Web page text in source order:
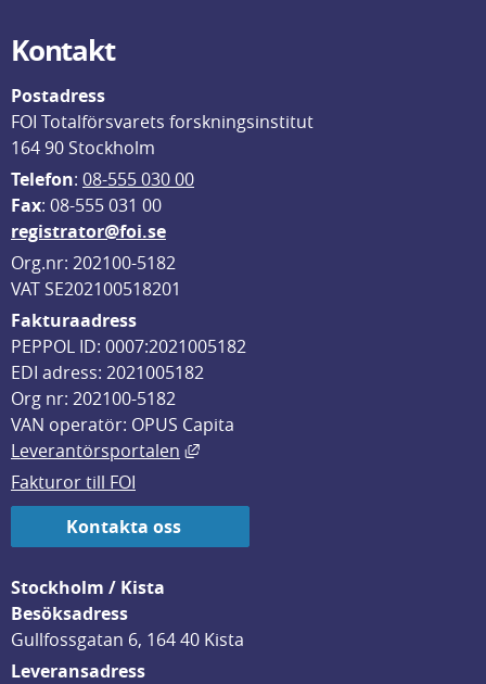
Kontakt
Postadress
FOI Totalförsvarets forskningsinstitut
164 90 Stockholm
Telefon: 08-555 030 00
Fax: 08-555 031 00
registrator@foi.se
Org.nr: 202100-5182
VAT SE202100518201
Fakturaadress
PEPPOL ID: 0007:2021005182
EDI adress: 2021005182
Org nr: 202100-5182
VAN operatör: OPUS Capita
Leverantörsportalen
Länk till annan webbplats, öppnas
Fakturor till FOI
Kontakta oss
Stockholm / Kista
Besöksadress
Gullfossgatan 6, 164 40 Kista
Leveransadress